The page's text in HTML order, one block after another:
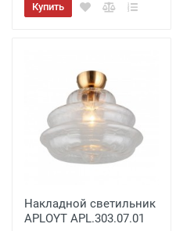
Купить
Накладной светильник
APLOYT APL.303.07.01